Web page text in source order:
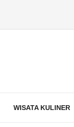
WISATA KULINER